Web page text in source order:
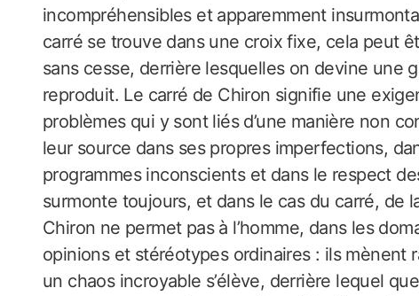
incompréhensibles et apparemment
carré se trouve dans une croix fixe, cela peut
sans cesse, derrière lesquelles on devine une
reproduit. Le carré de Chiron signifie une
problèmes qui y sont liés d’une manière non
leur source dans ses propres imperfections,
programmes inconscients et dans le respect
surmonte toujours, et dans le cas du carré, de
Chiron ne permet pas à l’homme, dans les
opinions et stéréotypes ordinaires : ils mènent
un chaos incroyable s’élève, derrière lequel